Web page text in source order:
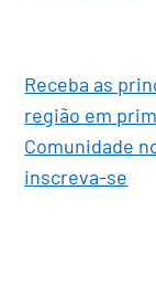
Receba as
região em
Comunidade
inscreva-se